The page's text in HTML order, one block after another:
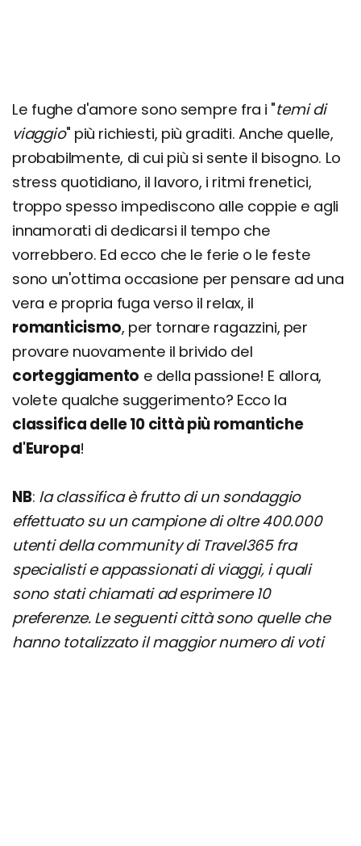
Le fughe d'amore sono sempre fra i "temi di
viaggio" più richiesti, più graditi. Anche quelle,
probabilmente, di cui più si sente il bisogno. Lo
stress quotidiano, il lavoro, i ritmi frenetici,
troppo spesso impediscono alle coppie e agli
innamorati di dedicarsi il tempo che
vorrebbero. Ed ecco che le ferie o le feste
sono un'ottima occasione per pensare ad una
vera e propria fuga verso il relax, il
romanticismo, per tornare ragazzini, per
provare nuovamente il brivido del
corteggiamento e della passione! E allora,
volete qualche suggerimento? Ecco la
classifica delle 10 città più romantiche
d'Europa!
NB: la classifica è frutto di un sondaggio
effettuato su un campione di oltre 400.000
utenti della community di Travel365 fra
specialisti e appassionati di viaggi, i quali
sono stati chiamati ad esprimere 10
preferenze. Le seguenti città sono quelle che
hanno totalizzato il maggior numero di voti